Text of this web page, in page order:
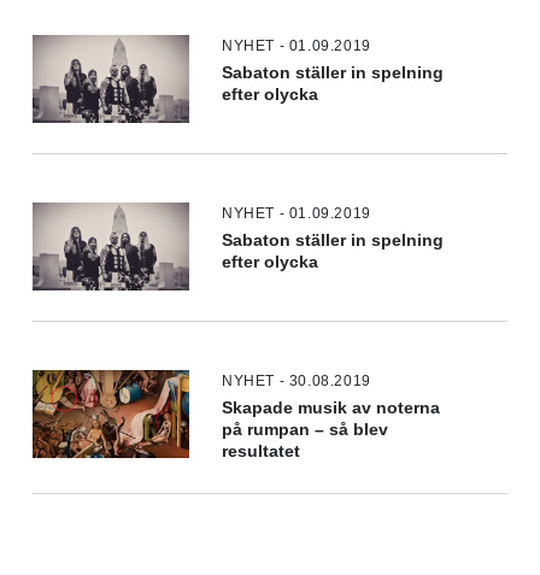
NYHET - 01.09.2019
Sabaton ställer in spelning
efter olycka
NYHET - 01.09.2019
Sabaton ställer in spelning
efter olycka
NYHET - 30.08.2019
Skapade musik av noterna
på rumpan – så blev
resultatet